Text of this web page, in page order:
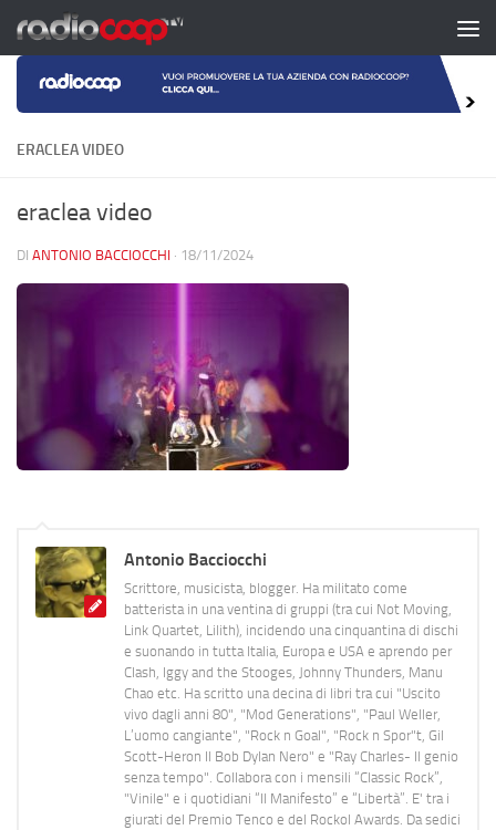
Salta al contenuto
ERACLEA VIDEO
eraclea video
DI ANTONIO BACCIOCCHI · 18/11/2024
Antonio Bacciocchi
Scrittore, musicista, blogger. Ha militato come
batterista in una ventina di gruppi (tra cui Not Moving,
Link Quartet, Lilith), incidendo una cinquantina di dischi
e suonando in tutta Italia, Europa e USA e aprendo per
Clash, Iggy and the Stooges, Johnny Thunders, Manu
Chao etc. Ha scritto una decina di libri tra cui "Uscito
vivo dagli anni 80", "Mod Generations", "Paul Weller,
L’uomo cangiante", "Rock n Goal", "Rock n Spor"t, Gil
Scott-Heron Il Bob Dylan Nero" e "Ray Charles- Il genio
senza tempo". Collabora con i mensili “Classic Rock”,
"Vinile" e i quotidiani “Il Manifesto” e “Libertà”. E' tra i
giurati del Premio Tenco e del Rockol Awards. Da sedici